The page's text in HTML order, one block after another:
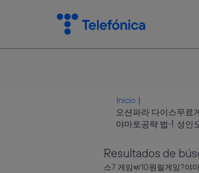
Inicio |
오션파라 다이스무료
야마토공략 법┦성인
Resultados de
스7 게임㎨10원릴게임?야